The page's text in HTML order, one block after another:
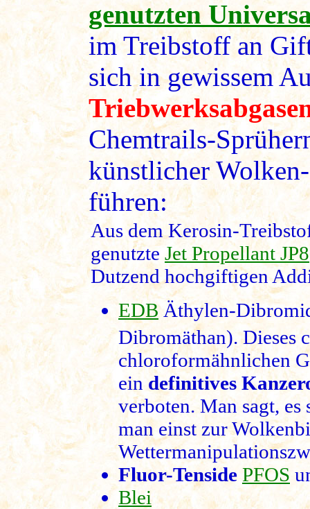
genutzten
im Treibstoff an
sich in gewissem
Chemtrails-
künstlicher
führen:
Aus dem Kerosin-
genutzteJet Propellant JP8
Dutzend hochgiftigen
EDBÄthylen-
Dibromäthan). Dieses
chloroformähnlichen
ein definitives
verboten. Man sagt,
man einst zur
Fluor-Tenside PFOS
Blei